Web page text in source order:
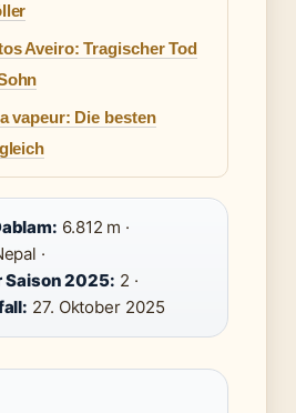
Aveiro: Tragischer Tod
vapeur: Die besten
6.812 m ·
·
Saison 2025: 2 ·
27. Oktober 2025